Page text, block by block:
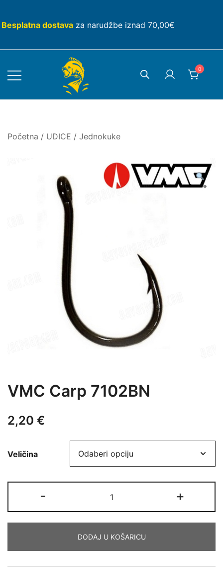
content
Besplatna dostava za narudžbe iznad 70,00€
0
Početna / UDICE / Jednokuke
VMC Carp 7102BN
2,20 €
Veličina
-
Carp
7102BN
+
DODAJ U KOŠARICU